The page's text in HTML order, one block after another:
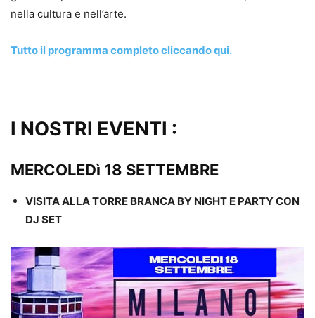
nella cultura e nell’arte.
Tutto il programma completo cliccando qui.
I NOSTRI EVENTI :
MERCOLEDì 18 SETTEMBRE
VISITA ALLA TORRE BRANCA BY NIGHT E PARTY CON
DJ SET